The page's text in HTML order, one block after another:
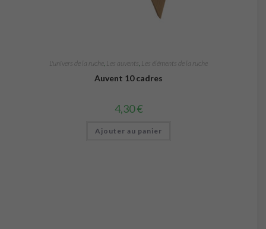
L'univers de la ruche , Les auvents, Les éléments de la ruche
Auvent 10 cadres
4,30€
Ajouter au panier